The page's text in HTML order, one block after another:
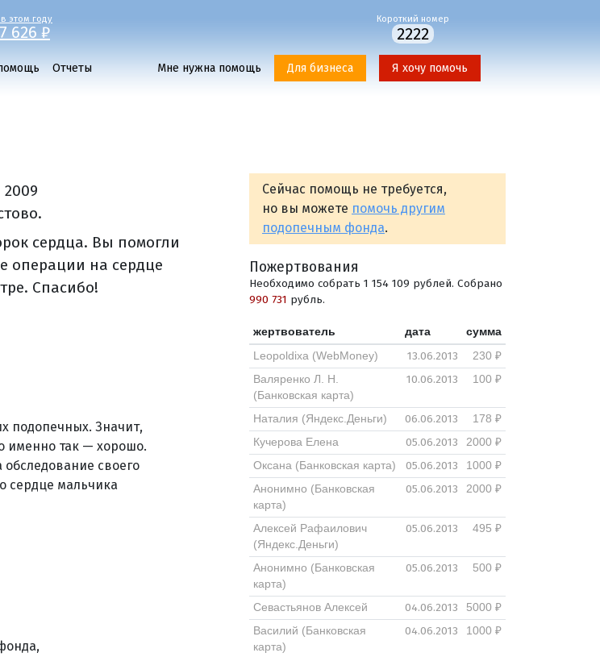
этом году
626 ₽
Короткий номер
2222
Отчеты Мне нужна помощь Для бизнеса Я хочу помочь
сердца. Вы помогли
операции на сердце
Спасибо!
подопечных. Значит,
именно так — хорошо.
своего
сердце мальчика
Сейчас помощь не требуется,
но вы можете помочь другим
подопечным фонда.
Пожертвования
Необходимо собрать 1 154 109 рублей. Собрано
990 731 рубль.
жертвователь дата
сумма
Leopoldixa (WebMoney)
13.06.2013
230 ₽
Валяренко Л. Н.
(Банковская карта)
10.06.2013 100 ₽
Наталия (Яндекс.Деньги) 06.06.2013
178 ₽
Кучерова Елена
05.06.2013
2000 ₽
Оксана (Банковская карта)
05.06.2013
1000 ₽
Анонимно (Банковская
карта)
05.06.2013 2000 ₽
Алексей Рафаилович
(Яндекс.Деньги)
05.06.2013 495 ₽
Анонимно (Банковская
карта)
05.06.2013 500 ₽
Севастьянов Алексей 04.06.2013
5000 ₽
Василий (Банковская
карта)
04.06.2013 1000 ₽